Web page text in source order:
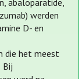
abaloparatide,
werden
D- en
die het meest
Bij